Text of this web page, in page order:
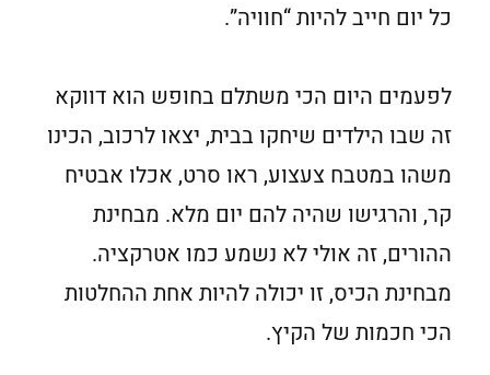
כל יום חייב להיות “חוויה”.
לפעמים היום הכי משתלם בחופש הוא דווקא
זה שבו הילדים שיחקו בבית, יצאו לרכוב, הכינו
משהו במטבח צעצוע, ראו סרט, אכלו אבטיח
קר, והרגישו שהיה להם יום מלא. מבחינת
ההורים, זה אולי לא נשמע כמו אטרקציה.
מבחינת הכיס, זו יכולה להיות אחת ההחלטות
הכי חכמות של הקיץ.